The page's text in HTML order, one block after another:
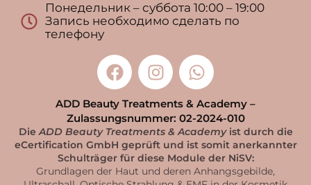
Понедельник – суббота 10:00 – 19:00
Запись необходимо сделать по
телефону
ADD Beauty Treatments & Academy –
Zulassungsnummer: 02-2024-010
DieADD Beauty Treatments & Academyist durch die
eCertification GmbH geprüft und ist somit anerkannter
Schulträger für diese Module der NiSV:
Grundlagen der Haut und deren Anhangsgebilde,